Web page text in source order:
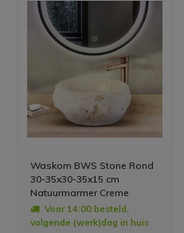
Waskom BWS Stone Rond
30-35x30-35x15 cm
Natuurmarmer Creme
Voor 14:00 besteld,
volgende (werk)dag in huis